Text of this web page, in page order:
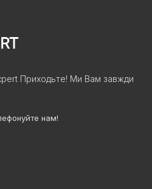
Приходьте! Ми Вам завжди
нам!